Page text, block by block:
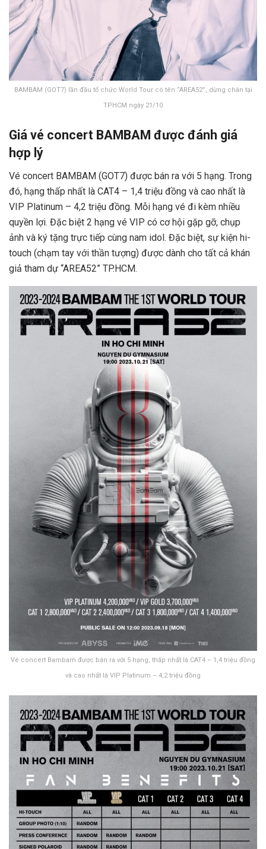
BAMBAM (GOT7) lần đầu tổ chức World Tour có tên “AREA52”, dừng chân tại
TPHCM ngày 21/10
Giá vé concert BAMBAM được đánh giá
hợp lý
Vé concert BAMBAM (GOT7) được bán ra với 5 hạng. Trong
đó, hạng thấp nhất là CAT4 – 1,4 triệu đồng và cao nhất là
VIP Platinum – 4,2 triệu đồng. Mỗi hạng vé đi kèm nhiều
quyền lợi. Đặc biệt 2 hạng vé VIP có cơ hội gặp gỡ, chụp
ảnh và ký tặng trực tiếp cùng nam idol. Đặc biệt, sự kiện hi-
touch (chạm tay với thần tượng) được dành cho tất cả khán
giả tham dự “AREA52” TP.HCM.
Vé concert Bambam được bán ra với 5 hạng, thấp nhất là CAT4 – 1,4 triệu đồng
và cao nhất là VIP Platinum – 4,2 triệu đồng